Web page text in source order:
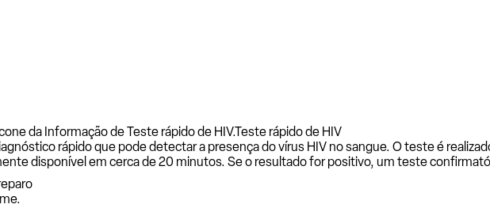
da Informação de Teste rápido de HIV.Teste rápido de HIV
rápido que pode detectar a presença do vírus HIV no sangue. O teste é
disponível em cerca de 20 minutos. Se o resultado for positivo, um teste